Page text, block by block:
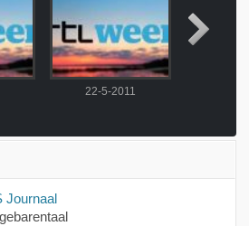
22-5-2011
Journaal